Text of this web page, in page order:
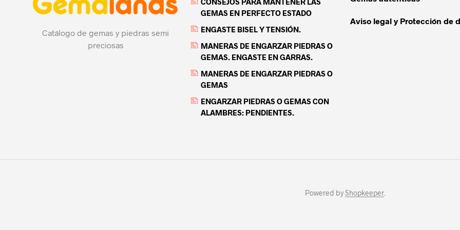
Catálogo de gemas y piedras semi
preciosas
GEMAS EN PERFECTO ESTADO
ENGASTE BISEL Y TENSIÓN.
MANERAS DE ENGARZAR PIEDRAS O
GEMAS. ENGASTE EN GARRAS.
MANERAS DE ENGARZAR PIEDRAS O
GEMAS
ENGARZAR PIEDRAS O GEMAS CON
ALAMBRES: PENDIENTES.
Aviso legal y Protección de
Powered byShopkeeper.